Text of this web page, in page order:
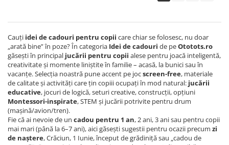
Cauți idei de cadouri pentru copii care chiar se folosesc, nu doar
„arată bine” în poze? În categoria Idei de cadouri de peOtotots.ro
găsești în principal jucării pentru copii alese pentru joacă inteligentă,
creativitate și momente liniștite în familie – acasă, la bunici sau în
vacanțe. Selecția noastră pune accent pe jocscreen-free, materiale
de calitate și activități care țin copiii ocupați în mod natural: jucării
educative, jocuri de logică, seturi creative, construcții, opțiuni
Montessori-inspirate, STEM și jucării potrivite pentru drum
(mașină/avion/tren).
Fie că ai nevoie de un cadou pentru 1 an, 2 ani, 3 ani sau pentru copii
mai mari (până la 6–7 ani), aici găsești sugestii pentru ocazii precum zi
de naștere, Crăciun, 1 Iunie, început de grădiniță sau „cadou de